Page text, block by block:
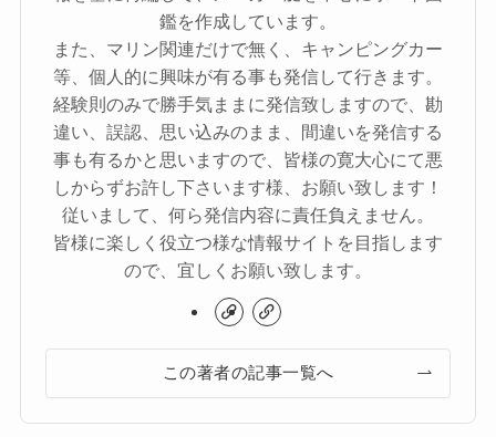
鑑を作成しています。
また、マリン関連だけで無く、キャンピングカー
等、個人的に興味が有る事も発信して行きます。
経験則のみで勝手気ままに発信致しますので、勘
違い、誤認、思い込みのまま、間違いを発信する
事も有るかと思いますので、皆様の寛大心にて悪
しからずお許し下さいます様、お願い致します！
従いまして、何ら発信内容に責任負えません。
皆様に楽しく役立つ様な情報サイトを目指します
ので、宜しくお願い致します。
この著者の記事一覧へ